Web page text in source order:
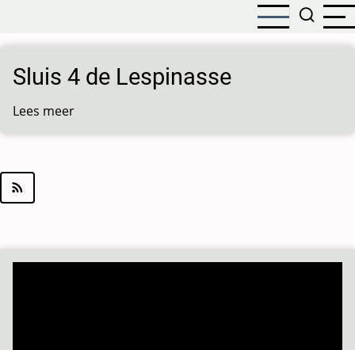
naar
de
inhoud
gaan
Sluis 4 de Lespinasse
Lees meer